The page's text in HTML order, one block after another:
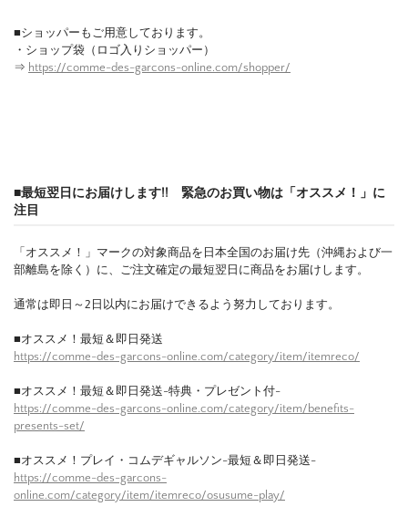
■ショッパーもご用意しております。
・ショップ袋（ロゴ入りショッパー）
⇒ https://comme-des-garcons-online.com/shopper/
■最短翌日にお届けします!! 緊急のお買い物は「オススメ！」に
注目
「オススメ！」マークの対象商品を日本全国のお届け先（沖縄および一
部離島を除く）に、ご注文確定の最短翌日に商品をお届けします。
通常は即日～2日以内にお届けできるよう努力しております。
■オススメ！最短＆即日発送
https://comme-des-garcons-online.com/category/item/itemreco/
■オススメ！最短＆即日発送-特典・プレゼント付-
https://comme-des-garcons-online.com/category/item/benefits-
presents-set/
■オススメ！プレイ・コムデギャルソン-最短＆即日発送-
https://comme-des-garcons-
online.com/category/item/itemreco/osusume-play/